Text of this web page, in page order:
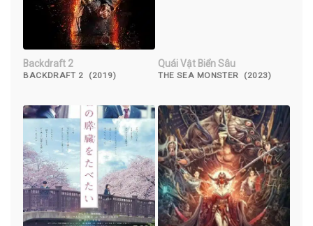
Backdraft 2
BACKDRAFT 2 (2019)
Quái Vật Biển Sâu
THE SEA MONSTER (2023)